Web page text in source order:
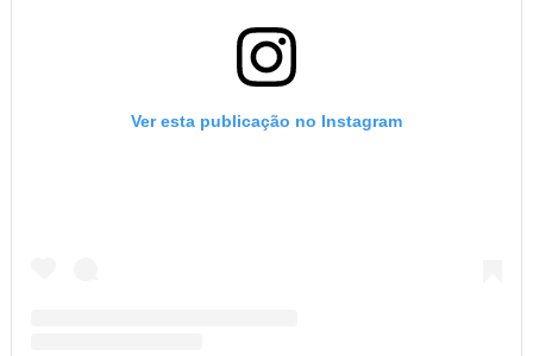
Ver esta publicação no Instagram